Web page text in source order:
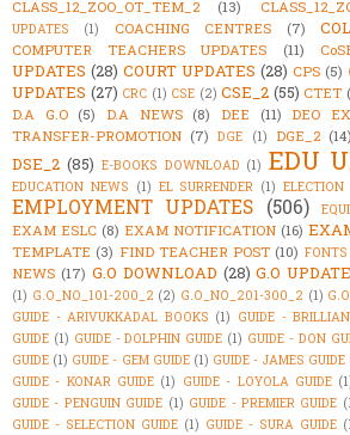
CLASS_12_ZOO_OT_TEM_2
(13)
UPDATES
(1) COACHING CENTRES (7)
COMPUTER TEACHERS UPDATES (11)
UPDATES (28) COURT UPDATES (28) CPS (5)
UPDATES (27) CRC (1) CSE (2) CSE_2 (55) CTET
D.A G.O (5) D.A NEWS (8) DEE (11) DEO
TRANSFER-PROMOTION (7) DGE (1) DGE_2 (14)
DSE_2 (85) E-BOOKS DOWNLOAD (1) EDU
EDUCATION NEWS (1) EL SURRENDER (1) ELECTION
EMPLOYMENT UPDATES (506)
EXAM ESLC (8) EXAM NOTIFICATION (16)
TEMPLATE (3) FIND TEACHER POST (10)
NEWS (17) G.O DOWNLOAD (28) G.O
(1) G.O_NO_101-200_2 (2) G.O_NO_201-300_2 (1)
GUIDE - ARIVUKKADAL BOOKS (1) GUIDE -
GUIDE (1) GUIDE - DOLPHIN GUIDE (1) GUIDE - DON
GUIDE (1) GUIDE - GEM GUIDE (1) GUIDE - JAMES GUIDE
GUIDE - KONAR GUIDE (1) GUIDE - LOYOLA GUIDE
GUIDE - PENGUIN GUIDE (1) GUIDE - PREMIER GUIDE
GUIDE - SELECTION GUIDE (1) GUIDE - SURA GUIDE